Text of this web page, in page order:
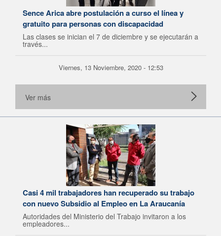
Sence Arica abre postulación a curso el línea y
gratuito para personas con discapacidad
Las clases se inician el 7 de diciembre y se ejecutarán a
través...
Viernes, 13 Noviembre, 2020 - 12:53
Ver más
Casi 4 mil trabajadores han recuperado su trabajo
con nuevo Subsidio al Empleo en La Araucanía
Autoridades del Ministerio del Trabajo invitaron a los
empleadores...